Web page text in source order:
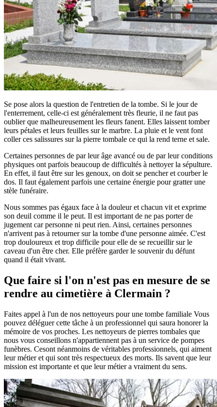
Se pose alors la question de l'entretien de la tombe. Si le jour de
l'enterrement, celle-ci est généralement très fleurie, il ne faut pas
oublier que malheureusement les fleurs fanent. Elles laissent tomber
leurs pétales et leurs feuilles sur le marbre. La pluie et le vent font
coller ces salissures sur la pierre tombale ce qui la rend terne et sale.
Certaines personnes de par leur âge avancé ou de par leur conditions
physiques ont parfois beaucoup de difficultés à nettoyer la sépulture.
En effet, il faut être sur les genoux, on doit se pencher et courber le
dos. Il faut également parfois une certaine énergie pour gratter une
stèle funéraire.
Nous sommes pas égaux face à la douleur et chacun vit et exprime
son deuil comme il le peut. Il est important de ne pas porter de
jugement car personne ni peut rien. Ainsi, certaines personnes
n'arrivent pas à retourner sur la tombe d'une personne aimée. C'est
trop douloureux et trop difficile pour elle de se recueillir sur le
caveau d'un être cher. Elle préfère garder le souvenir du défunt
quand il était vivant.
Que faire si l'on n'est pas en mesure de se
rendre au cimetière à Clermain ?
Faites appel à l'un de nos nettoyeurs pour une tombe familiale Vous
pouvez déléguer cette tâche à un professionnel qui saura honorer la
mémoire de vos proches. Les nettoyeurs de pierres tombales que
nous vous conseillons n'appartiennent pas à un service de pompes
funèbres. Cesont néanmoins de véritables professionnels, qui aiment
leur métier et qui sont très respectueux des morts. Ils savent que leur
mission est importante et que leur métier a vraiment du sens.